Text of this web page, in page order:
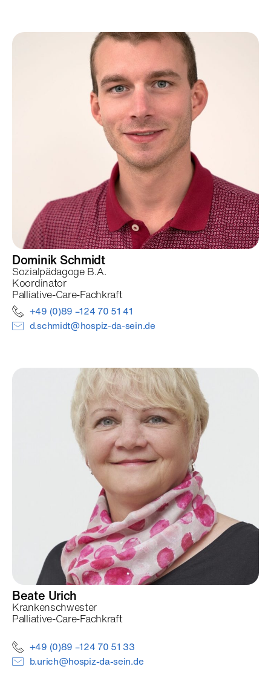
Dominik Schmidt
Sozialpädagoge B.A.
Koordinator
Palliative-Care-Fachkraft
+49 (0)89 –124 70 51 41
d.schmidt@hospiz-da-sein.de
Beate Urich
Krankenschwester
Palliative-Care-Fachkraft
+49 (0)89 –124 70 51 33
b.urich@hospiz-da-sein.de